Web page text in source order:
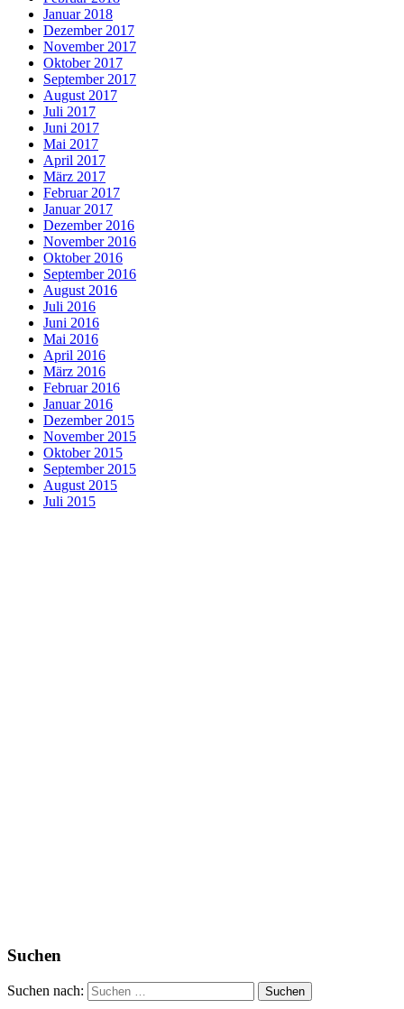
Januar 2018
Dezember 2017
November 2017
Oktober 2017
September 2017
August 2017
Juli 2017
Juni 2017
Mai 2017
April 2017
März 2017
Februar 2017
Januar 2017
Dezember 2016
November 2016
Oktober 2016
September 2016
August 2016
Juli 2016
Juni 2016
Mai 2016
April 2016
März 2016
Februar 2016
Januar 2016
Dezember 2015
November 2015
Oktober 2015
September 2015
August 2015
Juli 2015
Suchen
Suchen nach: